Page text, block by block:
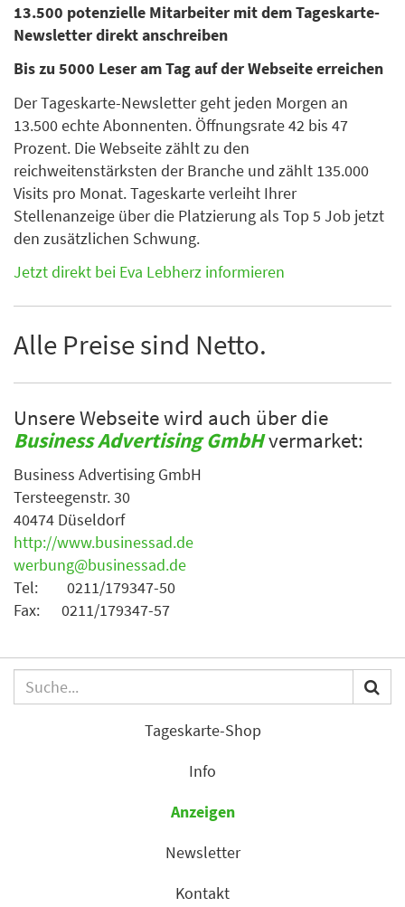
13.500 potenzielle Mitarbeiter mit dem Tageskarte-
Newsletter direkt anschreiben
Bis zu 5000 Leser am Tag auf der Webseite erreichen
Der Tageskarte-Newsletter geht jeden Morgen an
13.500 echte Abonnenten. Öffnungsrate 42 bis 47
Prozent. Die Webseite zählt zu den
reichweitenstärksten der Branche und zählt 135.000
Visits pro Monat. Tageskarte verleiht Ihrer
Stellenanzeige über die Platzierung als Top 5 Job jetzt
den zusätzlichen Schwung.
Jetzt direkt bei Eva Lebherz informieren
Alle Preise sind Netto.
Unsere Webseite wird auch über die
Business Advertising GmbHvermarket:
Business Advertising GmbH
Tersteegenstr. 30
40474 Düseldorf
http://www.businessad.de
werbung@businessad.de
Tel: 0211/179347-50
Fax: 0211/179347-57
Tageskarte-Shop
Info
Anzeigen
Newsletter
Kontakt